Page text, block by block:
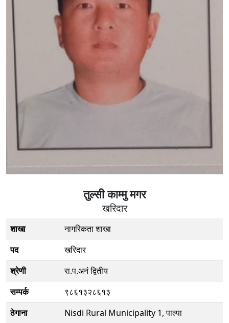
तुल्सी काम्मु मगर
खरिदार
शाखा
नागरिकता शाखा
पद
खरिदार
श्रेणी
रा.प.अनं द्वितीय
सम्पर्क
९८६१३२८६१३
ठेगाना
Nisdi Rural Municipality 1, पाल्पा